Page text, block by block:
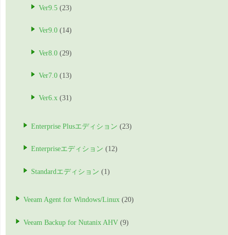
Ver9.5 (23)
Ver9.0 (14)
Ver8.0 (29)
Ver7.0 (13)
Ver6.x (31)
Enterprise Plusエディション (23)
Enterpriseエディション (12)
Standardエディション (1)
Veeam Agent for Windows/Linux (20)
Veeam Backup for Nutanix AHV (9)